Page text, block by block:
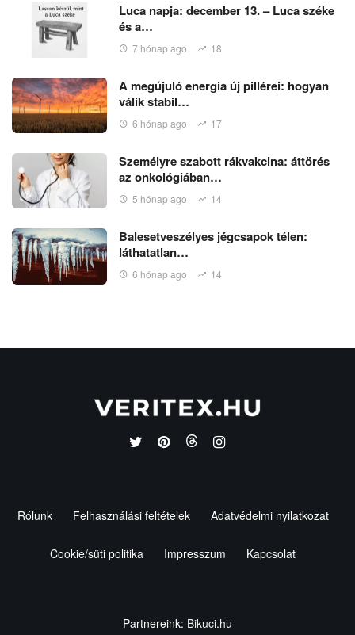
Luca napja: december 13. – Luca széke
és a…
7 hónap ago 18
A megújuló energia új pillérei: hogyan
válik stabil…
6 hónap ago 17
Személyre szabott rákvakcina: áttörés
az onkológiában…
5 hónap ago 14
Balesetveszélyes jégcsapok télen:
láthatatlan…
6 hónap ago 14
Rólunk Felhasználási feltételek Adatvédelmi nyilatkozat
Cookie/süti politika Impresszum Kapcsolat
Partnereink: Bikuci.hu